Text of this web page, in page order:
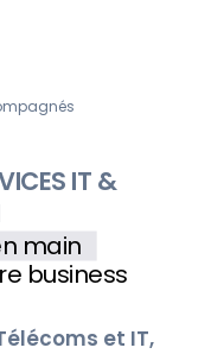
IT &
main
business
et IT,